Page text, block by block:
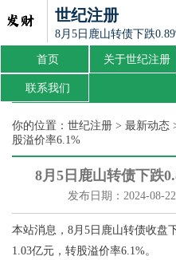
世纪注册
8月5日鹿山转债下跌
首页 关于世纪注册
联系我们
你的位置： 世纪注册 > 最新动态
股溢价率6.1%
8月5日鹿山转债下跌
发布日期：2024-08-
本站消息，8月5日鹿山转债收盘
1.03亿元，转股溢价率6.1%。